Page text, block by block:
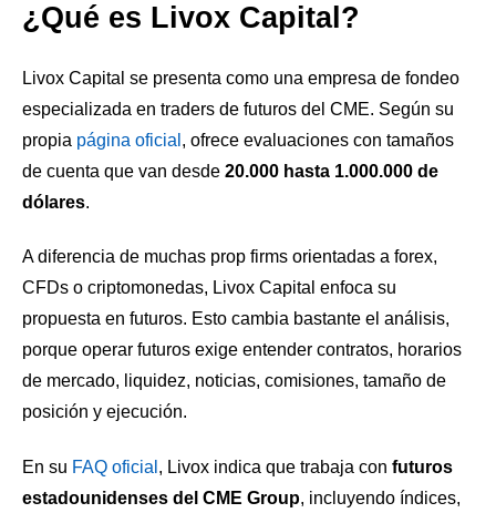
¿Qué es Livox Capital?
Livox Capital se presenta como una empresa de fondeo
especializada en traders de futuros del CME. Según su
propia página oficial , ofrece evaluaciones con tamaños
de cuenta que van desde 20.000 hasta 1.000.000 de
dólares.
A diferencia de muchas prop firms orientadas a forex,
CFDs o criptomonedas, Livox Capital enfoca su
propuesta en futuros. Esto cambia bastante el análisis,
porque operar futuros exige entender contratos, horarios
de mercado, liquidez, noticias, comisiones, tamaño de
posición y ejecución.
En su FAQ oficial , Livox indica que trabaja con futuros
estadounidenses del CME Group, incluyendo índices,